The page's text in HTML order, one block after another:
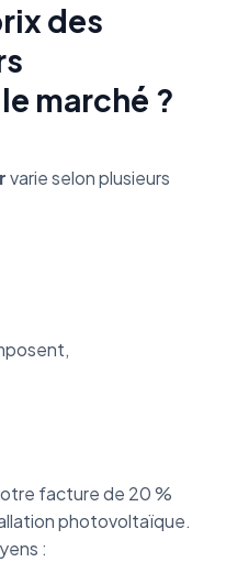
des
marché ?
varie selon plusieurs
facture de 20 %
photovoltaïque.
: